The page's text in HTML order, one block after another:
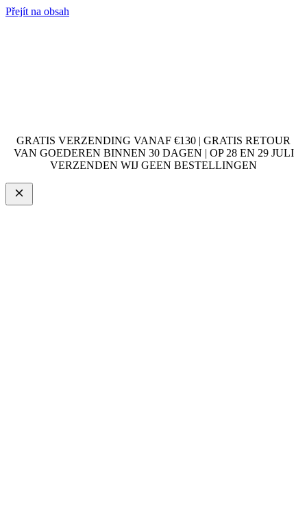
Přejít na obsah
GRATIS VERZENDING VANAF €130 | GRATIS RETOUR
VAN GOEDEREN BINNEN 30 DAGEN | OP 28 EN 29 JULI
VERZENDEN WIJ GEEN BESTELLINGEN